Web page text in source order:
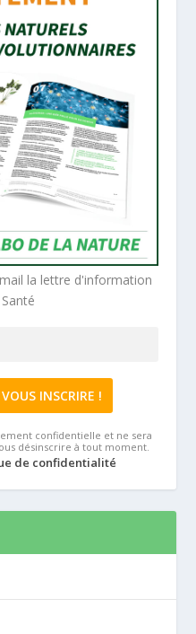
la lettre d'information
confidentielle et ne sera
désinscrire à tout moment.
de confidentialité